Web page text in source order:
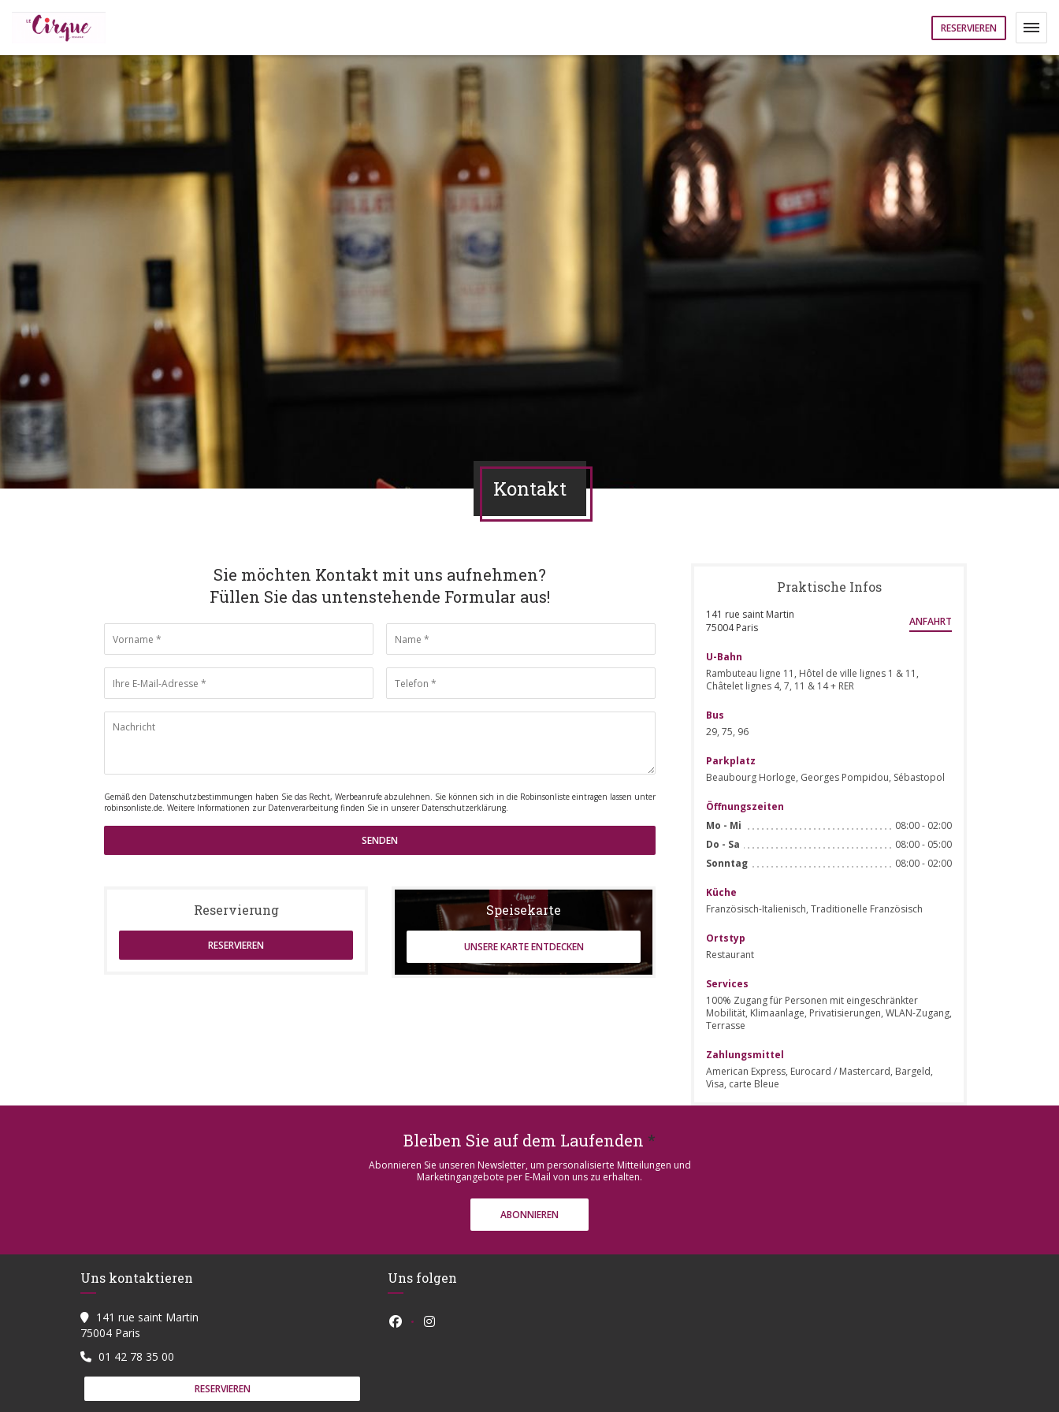
RESERVIEREN
Kontakt
Sie möchten Kontakt mit uns aufnehmen?
Füllen Sie das untenstehende Formular aus!
Gemäß den Datenschutzbestimmungen haben Sie das Recht, Werbeanrufe abzulehnen. Sie können sich in die Robinsonliste eintragen lassen unter
robinsonliste.de. Weitere Informationen zur Datenverarbeitung finden Sie in unserer Datenschutzerklärung.
Reservierung
RESERVIEREN
Speisekarte
UNSERE KARTE ENTDECKEN
Praktische Infos
141 rue saint Martin
75004 Paris((öffnet ein neues Fenster)) ANFAHRT
U-Bahn
Rambuteau ligne 11, Hôtel de ville lignes 1 & 11,
Châtelet lignes 4, 7, 11 & 14 + RER
Bus
29, 75, 96
Parkplatz
Beaubourg Horloge, Georges Pompidou, Sébastopol
Öffnungszeiten
Mo - Mi
08:00 - 02:00
Do - Sa
08:00 - 05:00
Sonntag
08:00 - 02:00
Küche
Französisch-Italienisch, Traditionelle Französisch
Ortstyp
Restaurant
Services
100% Zugang für Personen mit eingeschränkter
Mobilität, Klimaanlage, Privatisierungen, WLAN-Zugang,
Terrasse
Zahlungsmittel
American Express, Eurocard / Mastercard, Bargeld,
Visa, carte Bleue
Bleiben Sie auf dem Laufenden *
Abonnieren Sie unseren Newsletter, um personalisierte Mitteilungen und
Marketingangebote per E-Mail von uns zu erhalten.
ABONNIEREN
Uns kontaktieren
141 rue saint Martin
75004 Paris
01 42 78 35 00
RESERVIEREN
Uns folgen
Facebook ((öffnet ein neues Fenster))
Instagram ((öffnet ein neues Fenster))